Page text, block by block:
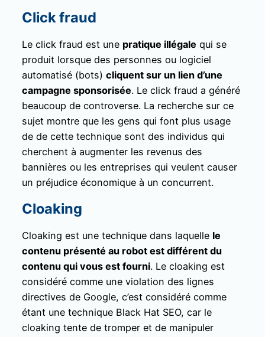
Click fraud
Le click fraud est une pratique illégale qui se
produit lorsque des personnes ou logiciel
automatisé (bots) cliquent sur un lien d’une
campagne sponsorisée. Le click fraud a généré
beaucoup de controverse. La recherche sur ce
sujet montre que les gens qui font plus usage
de de cette technique sont des individus qui
cherchent à augmenter les revenus des
bannières ou les entreprises qui veulent causer
un préjudice économique à un concurrent.
Cloaking
Cloaking est une technique dans laquelle le
contenu présenté au robot est différent du
contenu qui vous est fourni. Le cloaking est
considéré comme une violation des lignes
directives de Google, c’est considéré comme
étant une technique Black Hat SEO, car le
cloaking tente de tromper et de manipuler